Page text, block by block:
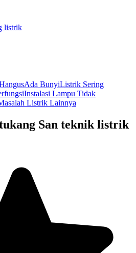
listrik
Ada BunyiListrik Sering
Instalasi Lampu Tidak
Listrik Lainnya
San teknik listrik